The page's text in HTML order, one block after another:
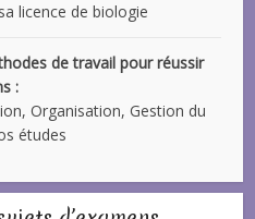
licence de biologie
de travail pour réussir
:
Organisation, Gestion du
études